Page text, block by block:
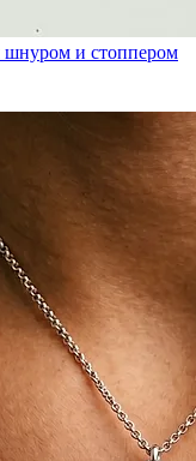
шнуром и стоппером